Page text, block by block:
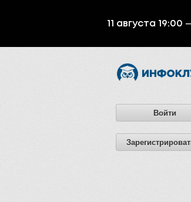
11 августа 19:00
Войти